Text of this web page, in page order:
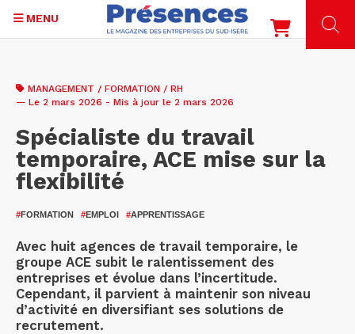
contenu
MENU
MANAGEMENT / FORMATION / RH
— Le 2 mars 2026 - Mis à jour le 2 mars 2026
Spécialiste du travail
temporaire, ACE mise sur la
flexibilité
#FORMATION #EMPLOI #APPRENTISSAGE
Avec huit agences de travail temporaire, le
groupe ACE subit le ralentissement des
entreprises et évolue dans l’incertitude.
Cependant, il parvient à maintenir son niveau
d’activité en diversifiant ses solutions de
recrutement.